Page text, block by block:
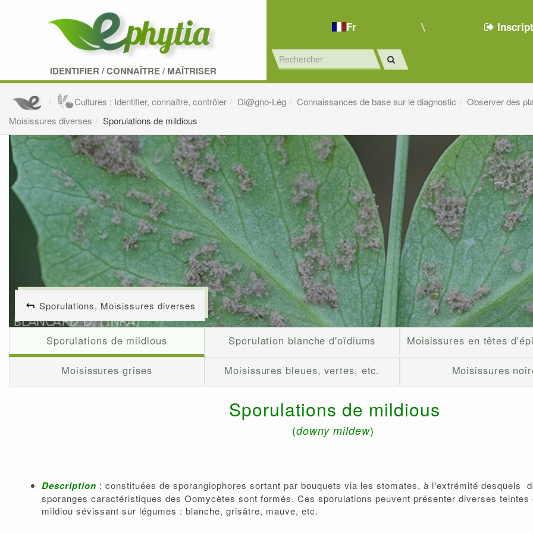
IDENTIFIER /CONNAÎTRE/MAÎTRISER
Fr
Cultures : Identifier, connaître, contrôler Di@gno-Lég Connaissances de base sur le diagnostic
Observer des
Moisissures diverses
Sporulations de mildious
Sporulations, Moisissures diverses
Sporulations de mildious Sporulation blanche d'oïdiums Moisissures en têtes
Moisissures grises Moisissures bleues, vertes, etc. Moisissures
Sporulations de mildious
(downy mildew)
Description : constituées de sporangiophores sortant par bouquets via les stomates, à l'extrémité desquels
sporanges caractéristiques des Oomycètes sont formés. Ces sporulations peuvent présenter diverses
mildiou sévissant sur légumes : blanche, grisâtre, mauve, etc.